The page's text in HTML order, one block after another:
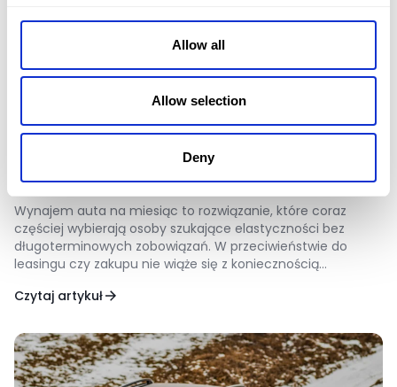
Allow all
Allow selection
Deny
Wynajem auta na 1 miesiąc – dla kogo
to lepsze niż leasing lub zakup?
Wynajem auta na miesiąc to rozwiązanie, które coraz
częściej wybierają osoby szukające elastyczności bez
długoterminowych zobowiązań. W przeciwieństwie do
leasingu czy zakupu nie wiąże się z koniecznością
kosztów początkowych. Dzięki temu miesięczny wynajem
klientów indywidualnych.W CAR NET taka forma […]
Czytaj artykuł